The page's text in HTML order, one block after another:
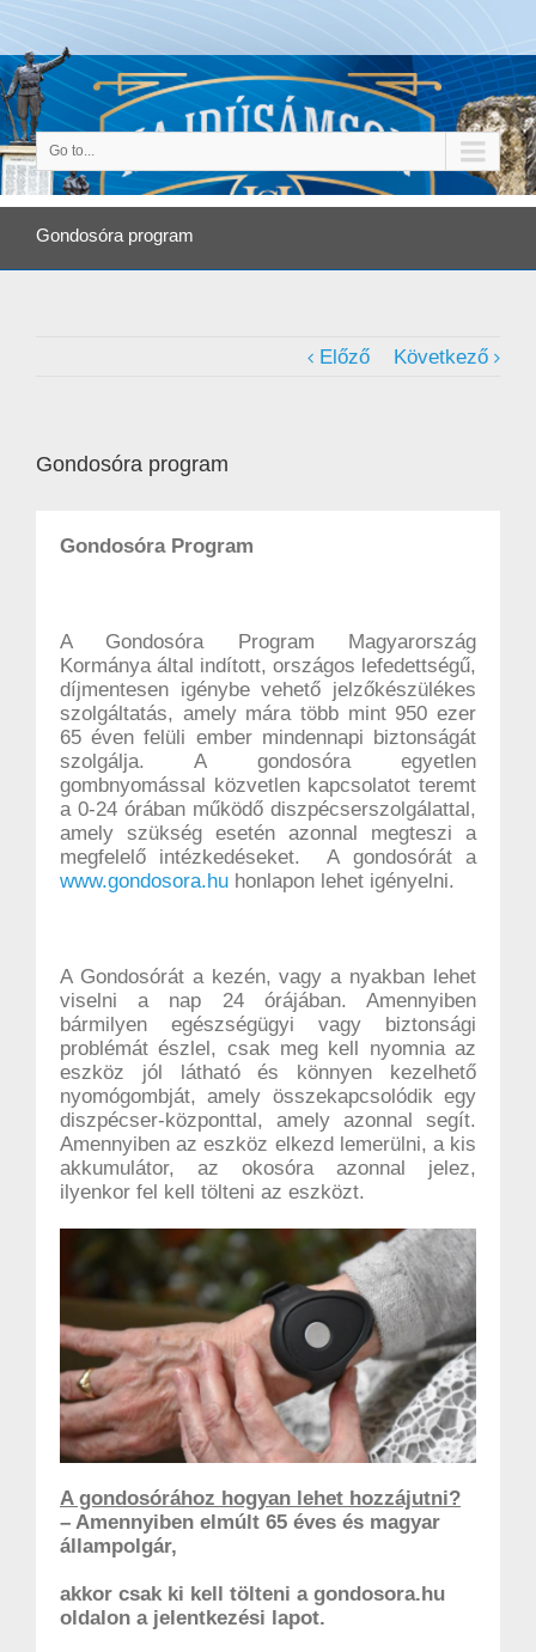
Go to...
Gondosóra program
Előző Következő
Gondosóra program
Gondosóra Program
A Gondosóra Program Magyarország
Kormánya által indított, országos lefedettségű,
díjmentesen igénybe vehető jelzőkészülékes
szolgáltatás, amely mára több mint 950 ezer
65 éven felüli ember mindennapi biztonságát
szolgálja. A gondosóra egyetlen
gombnyomással közvetlen kapcsolatot teremt
a 0-24 órában működő diszpécserszolgálattal,
amely szükség esetén azonnal megteszi a
megfelelő intézkedéseket. A gondosórát a
www.gondosora.hu honlapon lehet igényelni.
A Gondosórát a kezén, vagy a nyakban lehet
viselni a nap 24 órájában. Amennyiben
bármilyen egészségügyi vagy biztonsági
problémát észlel, csak meg kell nyomnia az
eszköz jól látható és könnyen kezelhető
nyomógombját, amely összekapcsolódik egy
diszpécser-központtal, amely azonnal segít.
Amennyiben az eszköz elkezd lemerülni, a kis
akkumulátor, az okosóra azonnal jelez,
ilyenkor fel kell tölteni az eszközt.
A gondosórához hogyan lehet hozzájutni?
– Amennyiben elmúlt 65 éves és magyar
állampolgár,
akkor csak ki kell tölteni a gondosora.hu
oldalon a jelentkezési lapot.